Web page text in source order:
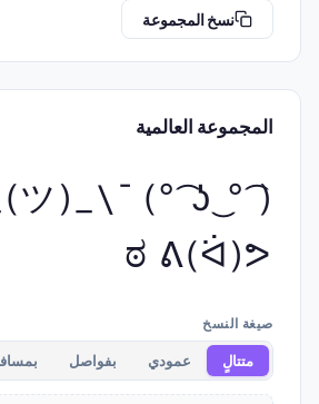
نسخ المجموعة
المجموعة العالمية
ಠ ᕕ(ᐛ)ᕗ
صيغة النسخ
متتالٍ عمودي بفواصل